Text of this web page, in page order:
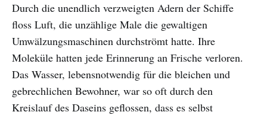
Durch die unendlich verzweigten Adern der Schiffe
floss Luft, die unzählige Male die gewaltigen
Umwälzungsmaschinen durchströmt hatte. Ihre
Moleküle hatten jede Erinnerung an Frische verloren.
Das Wasser, lebensnotwendig für die bleichen und
gebrechlichen Bewohner, war so oft durch den
Kreislauf des Daseins geflossen, dass es selbst